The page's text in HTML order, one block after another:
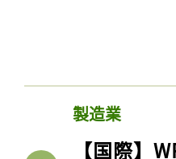
製造業
【国際】